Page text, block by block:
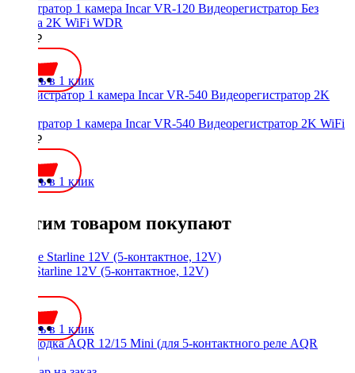
регистратор 1 камера Incar VR-120 Видеорегистратор Без
экрана 2K WiFi WDR
6690 ₽
Купить в 1 клик
регистратор 1 камера Incar VR-540 Видеорегистратор 2K WiFi
7490 ₽
Купить в 1 клик
С этим товаром покупают
Реле Starline 12V (5-контактное, 12V)
Купить в 1 клик